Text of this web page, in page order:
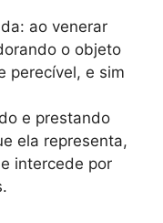
ao venerar
o objeto
perecível, e sim
e prestando
ela representa,
intercede por